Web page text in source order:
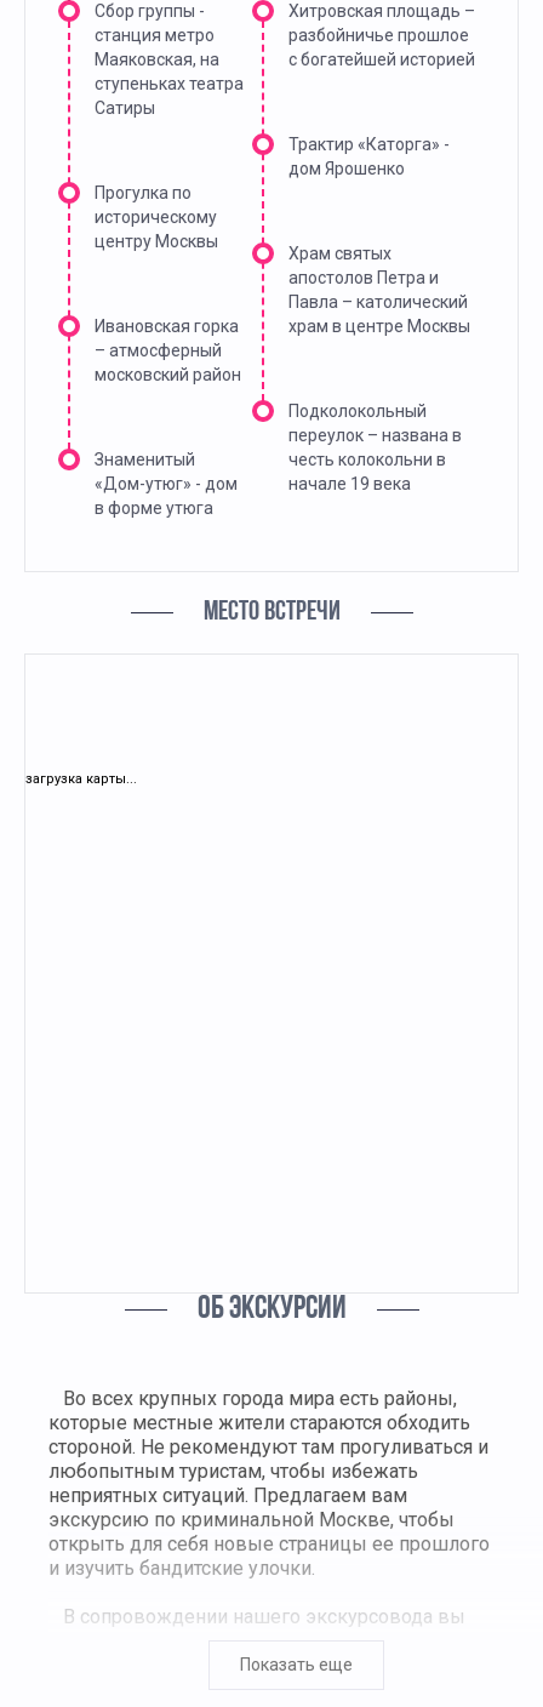
Сбор группы -
станция метро
Маяковская, на
ступеньках театра
Сатиры
Прогулка по
историческому
центру Москвы
Ивановская горка
– атмосферный
московский район
Знаменитый
«Дом-утюг» - дом
в форме утюга
Хитровская площадь –
разбойничье прошлое
с богатейшей историей
Трактир «Каторга» -
дом Ярошенко
Храм святых
апостолов Петра и
Павла – католический
храм в центре Москвы
Подколокольный
переулок – названа в
честь колокольни в
начале 19 века
МЕСТО ВСТРЕЧИ
загрузка карты...
ОБ ЭКСКУРСИИ
Во всех крупных города мира есть районы,
которые местные жители стараются обходить
стороной. Не рекомендуют там прогуливаться и
любопытным туристам, чтобы избежать
неприятных ситуаций. Предлагаем вам
экскурсию по криминальной Москве, чтобы
открыть для себя новые страницы ее прошлого
и изучить бандитские улочки.
В сопровождении нашего экскурсовода вы
переулкам, которые считались «дном» Москвы
Показать еще